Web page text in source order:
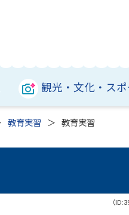
観光・文化・ス
教育実習 教育実習
（